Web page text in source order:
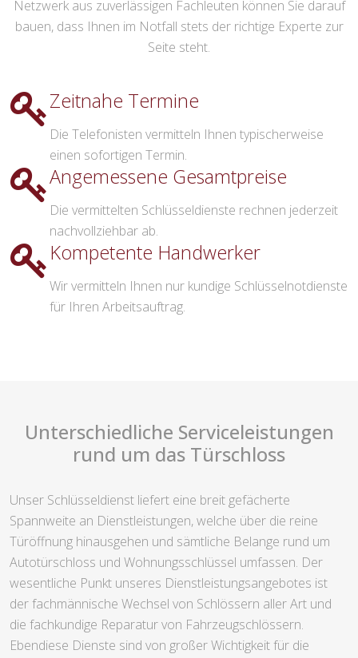
Türaufsperrung über den Wechsel kaputter
Wohnungstürschlösser bis hin zu Sicherheitsberatungen –
von uns werden nur routinierte Experten an Sie vermittelt,
unserer Expertise und dem uns zur Verfügung stehenden
Netzwerk aus zuverlässigen Fachleuten können Sie darauf
bauen, dass Ihnen im Notfall stets der richtige Experte zur
Seite steht.
Zeitnahe Termine
Die Telefonisten vermitteln Ihnen typischerweise
einen sofortigen Termin.
Angemessene Gesamtpreise
Die vermittelten Schlüsseldienste rechnen jederzeit
Unterschiedliche Serviceleistungen
rund um das Türschloss
Unser Schlüsseldienst liefert eine breit gefächerte
Spannweite an Dienstleistungen, welche über die reine
Türöffnung hinausgehen und sämtliche Belange rund um